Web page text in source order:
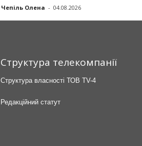
Чепіль Олена - 04.08.2026
Структура телекомпанії
Структура власності ТОВ TV-4
Редакційний статут